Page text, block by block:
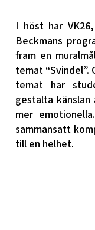
I höst har
Beckmans
fram en
temat “Svindel”.
temat har
gestalta
mer
sammansatt
till en helhet.